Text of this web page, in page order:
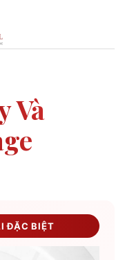
Và
ĐẶC BIỆT